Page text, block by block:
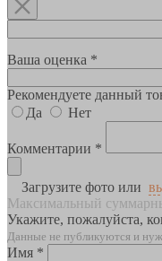
Ваша оценка *
Рекомендуете данный
Да
Нет
Комментарии *
Загрузите фото или
Максимальный
Укажите, пожалуйста,
Данные не публикуются и
Имя *